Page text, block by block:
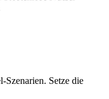
Setze die